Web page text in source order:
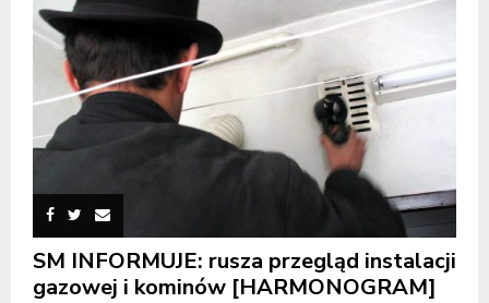
SM INFORMUJE: rusza przegląd instalacji
gazowej i kominów [HARMONOGRAM]